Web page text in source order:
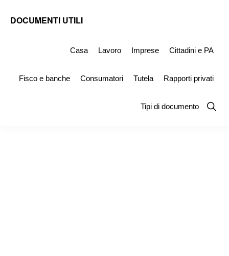
DOCUMENTI UTILI
Simile
Casa Lavoro Imprese Cittadini e PA
Fisco e banche Consumatori Tutela Rapporti privati
Tipi di documento
Show